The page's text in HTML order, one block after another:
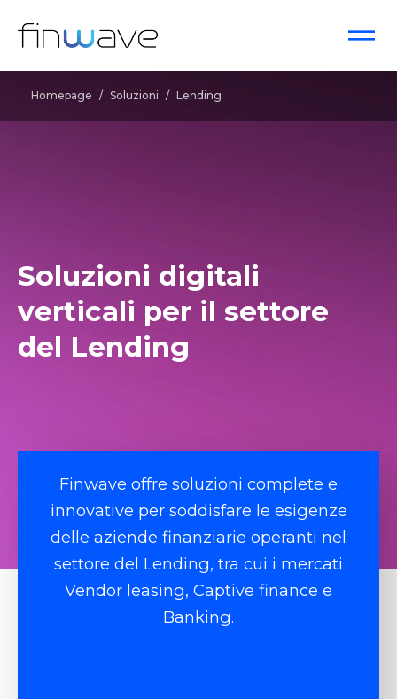
Homepage / Soluzioni / Lending
Soluzioni digitali
verticali per il settore
del Lending
Finwave offre soluzioni complete e
innovative per soddisfare le esigenze
delle aziende finanziarie operanti nel
settore del Lending, tra cui i mercati
Vendor leasing, Captive finance e
Banking.